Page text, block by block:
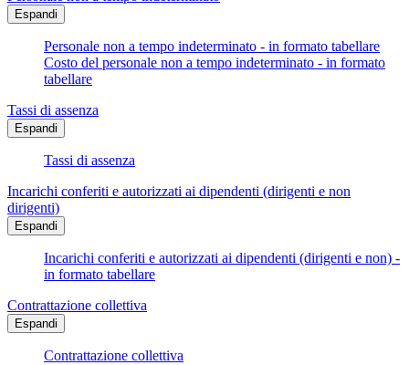
Espandi
Personale non a tempo indeterminato - in formato tabellare
Costo del personale non a tempo indeterminato - in formato
tabellare
Tassi di assenza
Espandi
Tassi di assenza
Incarichi conferiti e autorizzati ai dipendenti (dirigenti e non
dirigenti)
Espandi
Incarichi conferiti e autorizzati ai dipendenti (dirigenti e non) -
in formato tabellare
Contrattazione collettiva
Espandi
Contrattazione collettiva